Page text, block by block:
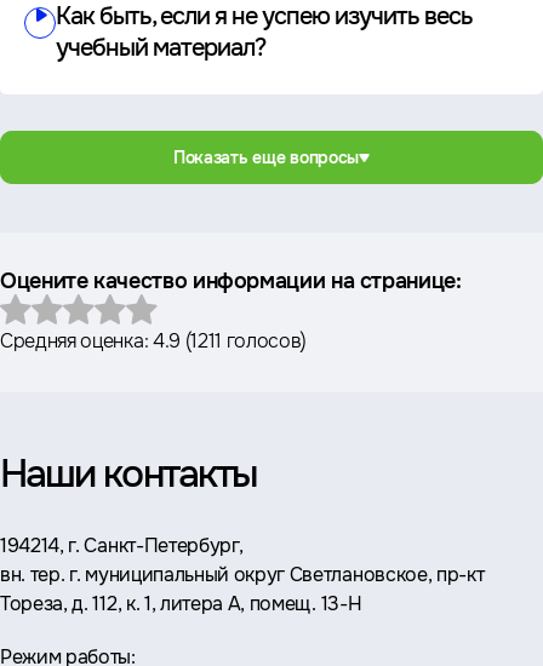
Как быть, если я не успею изучить весь
учебный материал?
Показать еще вопросы
Оцените качество информации на странице:
Средняя оценка:4.9 (1211 голосов)
Наши контакты
Адрес:
194214, г. Санкт-Петербург,
вн. тер. г. муниципальный округ Светлановское, пр-кт
Тореза, д. 112, к. 1, литера А, помещ. 13-Н
Режим работы: